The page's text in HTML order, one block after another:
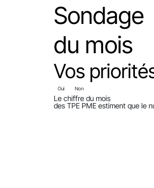
Sondage
du mois
Vos
Oui Non
Le chiffre du mois
des TPE PME estiment que le